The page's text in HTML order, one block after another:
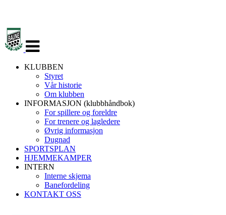
navigasjon
KLUBBEN
Styret
Vår historie
Om klubben
INFORMASJON (klubbhåndbok)
For spillere og foreldre
For trenere og lagledere
Øvrig informasjon
Dugnad
SPORTSPLAN
HJEMMEKAMPER
INTERN
Interne skjema
Banefordeling
KONTAKT OSS